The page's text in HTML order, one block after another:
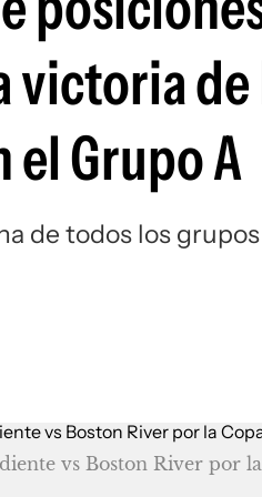
victoria
el Grupo A
de todos los
vs Boston River por